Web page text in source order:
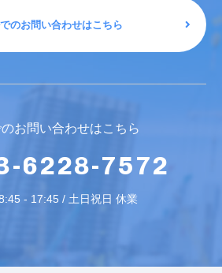
のお問い合わせはこちら
お問い合わせはこちら
6228-7572
- 17:45 / 土日祝日 休業